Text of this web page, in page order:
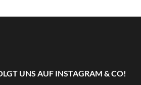
UNS AUF INSTAGRAM & CO!